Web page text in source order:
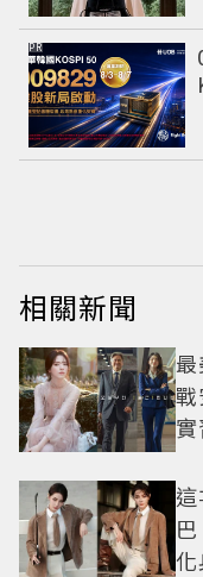
PR
相關新聞